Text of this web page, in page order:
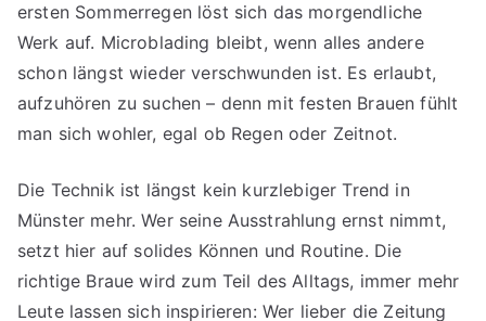
ersten Sommerregen löst sich das morgendliche
Werk auf. Microblading bleibt, wenn alles andere
schon längst wieder verschwunden ist. Es erlaubt,
aufzuhören zu suchen – denn mit festen Brauen fühlt
man sich wohler, egal ob Regen oder Zeitnot.
Die Technik ist längst kein kurzlebiger Trend in
Münster mehr. Wer seine Ausstrahlung ernst nimmt,
setzt hier auf solides Können und Routine. Die
richtige Braue wird zum Teil des Alltags, immer mehr
Leute lassen sich inspirieren: Wer lieber die Zeitung